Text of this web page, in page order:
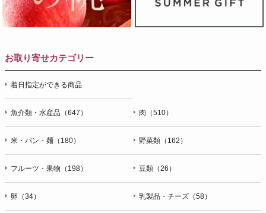
お取り寄せカテゴリー
着日指定ができる商品
魚介類・水産品（647） 肉（510）
米・パン・麺（180） 野菜類（162）
フルーツ・果物（198） 豆類（26）
卵（34） 乳製品・チーズ（58）